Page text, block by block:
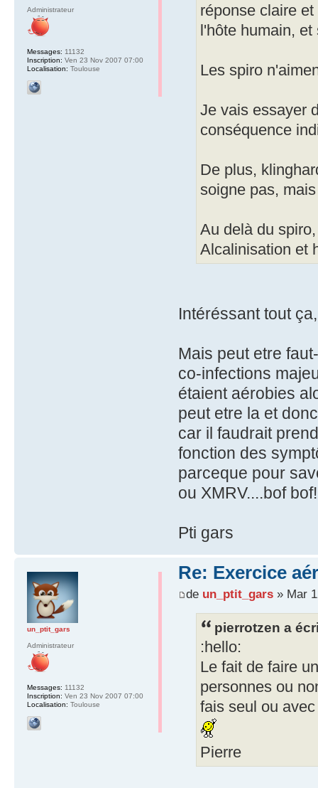
réponse claire
l'hôte humain,
Les spiro
Je vais essayer
conséquence
De plus,
soigne pas,
Au delà du
Alcalinisation et
Intéréssant tout
Mais peut etre
co-infections
étaient aérobies
peut etre la et
car il faudrait
fonction des
parceque pour
ou XMRV....bof
Pti gars
Administrateur
Messages: 11132
Inscription: Ven 23 Nov 2007 07:00
Localisation: Toulouse
Re: Exercice
de un_ptit_gars» Mar
pierrotzen a
:hello:
Le fait de faire
personnes ou
fais seul ou
Pierre
un_ptit_gars
Administrateur
Messages: 11132
Inscription: Ven 23 Nov 2007 07:00
Localisation: Toulouse